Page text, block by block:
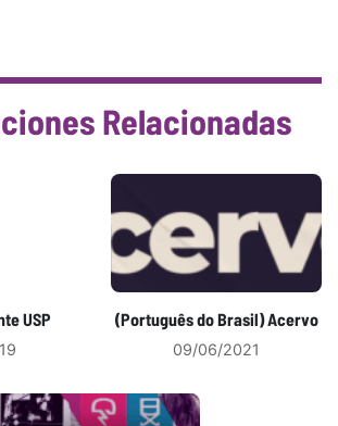
Relacionadas
USP (Português do Brasil) Acervo
09/06/2021